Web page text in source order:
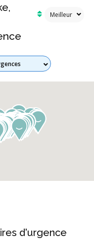
les services
d'urgence